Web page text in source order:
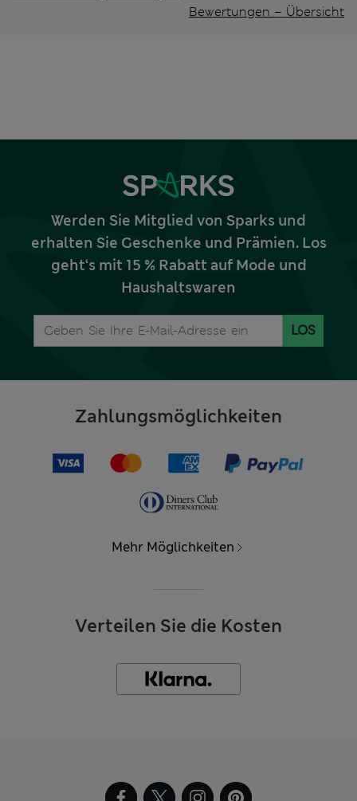
Bewertungen – Übersicht
Werden Sie Mitglied von Sparks und
erhalten Sie Geschenke und Prämien. Los
geht‘s mit 15 % Rabatt auf Mode und
Haushaltswaren
LOS
Zahlungsmöglichkeiten
Mehr Möglichkeiten
Verteilen Sie die Kosten